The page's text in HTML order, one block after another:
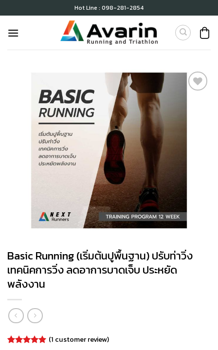
to
content
Hot Line : 098-281-2854
Basic Running (เริ่มต้นปูพื้นฐาน) ปรับท่าวิ่ง
เทคนิคการวิ่ง ลดอาการบาดเจ็บ ประหยัด
พลังงาน
(1 customer review)